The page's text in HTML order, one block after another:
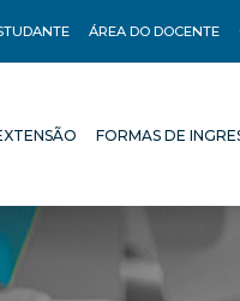
ÁREA DO DOCENTE
FORMAS DE